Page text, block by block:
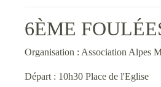
6ÈME
Organisation : Association Alpes
Départ : 10h30 Place de l'Eglise